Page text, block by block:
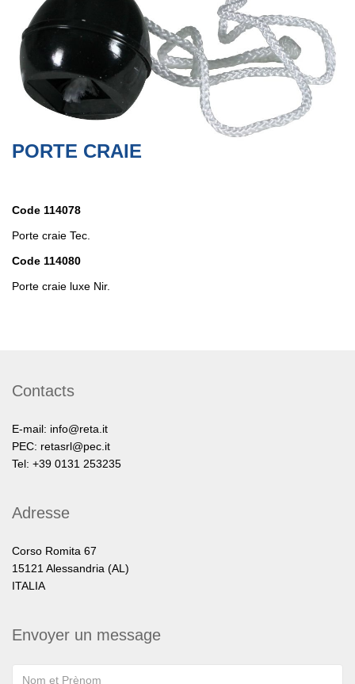
PORTE CRAIE
Code 114078
Porte craie Tec.
Code 114080
Porte craie luxe Nir.
Contacts
E-mail: info@reta.it
PEC: retasrl@pec.it
Tel: +39 0131 253235
Adresse
Corso Romita 67
15121 Alessandria (AL)
ITALIA
Envoyer un message